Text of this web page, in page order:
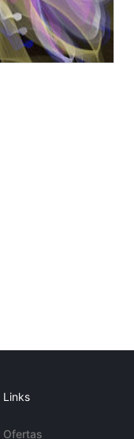
Links
Ofertas